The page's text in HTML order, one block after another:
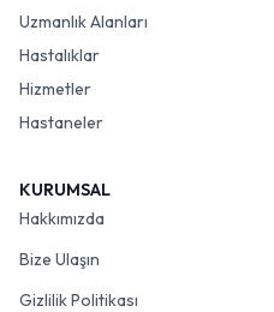
Uzmanlık Alanları
Hastalıklar
Hizmetler
Hastaneler
KURUMSAL
Hakkımızda
Bize Ulaşın
Gizlilik Politikası